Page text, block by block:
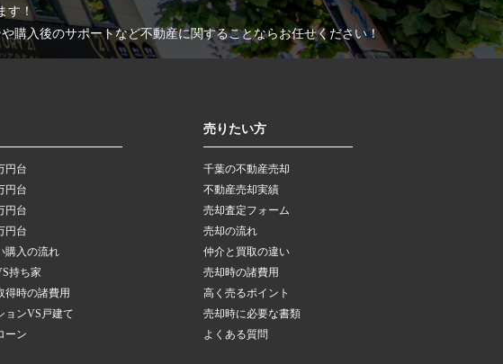
す！
購入後のサポートなど不動産に関することならお任せください！
円台
円台
円台
円台
購入の流れ
持ち家
得時の諸費用
ョンVS戸建て
ーン
売りたい方
千葉の不動産売却
不動産売却実績
売却査定フォーム
売却の流れ
仲介と買取の違い
売却時の諸費用
高く売るポイント
売却時に必要な書類
よくある質問